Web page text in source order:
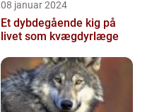
08 januar 2024
Et dybdegående kig på
livet som kvægdyrlæge